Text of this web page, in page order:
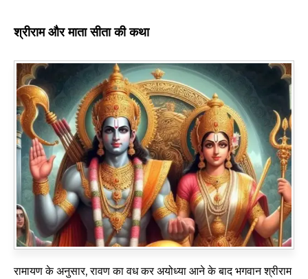
श्रीराम और माता सीता की कथा
रामायण के अनुसार, रावण का वध कर अयोध्या आने के बाद भगवान श्रीराम